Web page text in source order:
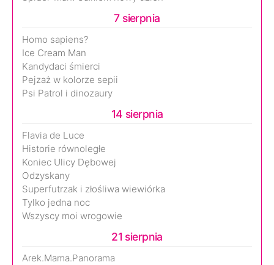
7 sierpnia
Homo sapiens?
Ice Cream Man
Kandydaci śmierci
Pejzaż w kolorze sepii
Psi Patrol i dinozaury
14 sierpnia
Flavia de Luce
Historie równoległe
Koniec Ulicy Dębowej
Odzyskany
Superfutrzak i złośliwa wiewiórka
Tylko jedna noc
Wszyscy moi wrogowie
21 sierpnia
Arek.Mama.Panorama